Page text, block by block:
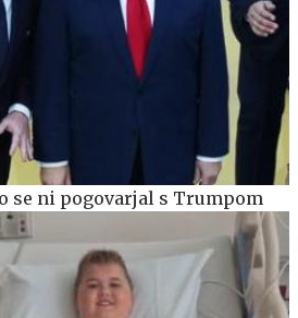
se ni pogovarjal s Trumpom